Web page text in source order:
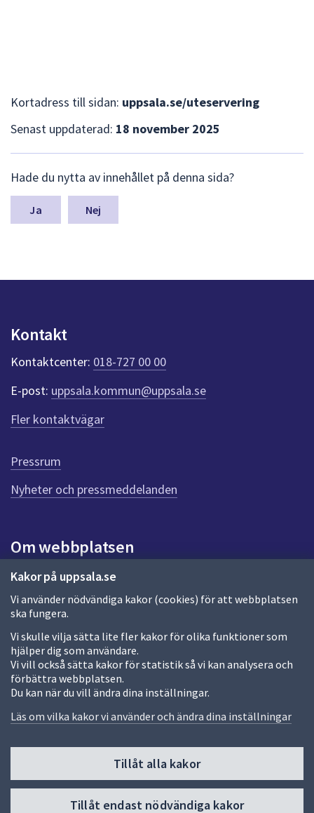
Kakor på uppsala.se
Vi använder nödvändiga kakor (cookies) för att webbplatsen
ska fungera.
Vi skulle vilja sätta lite fler kakor för olika funktioner som
hjälper dig som användare.
Vi vill också sätta kakor för statistik så vi kan analysera och
förbättra webbplatsen.
Du kan när du vill ändra dina inställningar.
Läs om vilka kakor vi använder och ändra dina inställningar
Tillåt alla kakor
Tillåt endast nödvändiga kakor
Kortadress till sidan: uppsala.se/uteservering
Senast uppdaterad: 18 november 2025
ä
m
a
p
k
t
e
f
r
d
n
n
a
a
Hade du nytta av innehållet på denna sida?
Nej
Kontakt
Kontaktcenter: 018-727 00 00
E-post: uppsala.kommun@uppsala.se
Fler kontaktvägar
Pressrum
Nyheter och pressmeddelanden
Om webbplatsen
Om webbplatsen
Allmänna handlingar och diarium
Behandling av personuppgifter
Kakor
Språk (other languages)
Tillgänglighetsredogörelse
Fler sätt att följa oss